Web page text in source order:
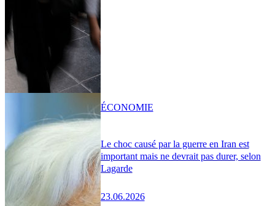
Le choc causé par la guerre en Iran est
important mais ne devrait pas durer, selon
Lagarde
23.06.2026
ÉCONOMIE